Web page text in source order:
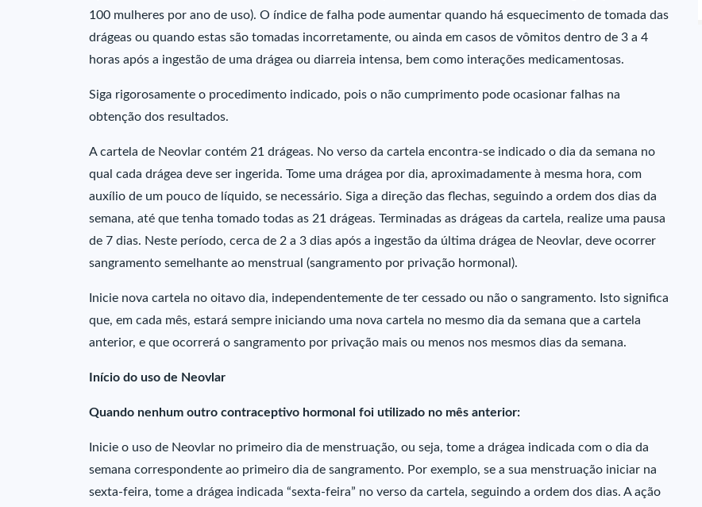
100 mulheres por ano de uso). O índice de falha pode aumentar quando há esquecimento de tomada das
drágeas ou quando estas são tomadas incorretamente, ou ainda em casos de vômitos dentro de 3 a 4
horas após a ingestão de uma drágea ou diarreia intensa, bem como interações medicamentosas.
Siga rigorosamente o procedimento indicado, pois o não cumprimento pode ocasionar falhas na
obtenção dos resultados.
A cartela de Neovlar contém 21 drágeas. No verso da cartela encontra-se indicado o dia da semana no
qual cada drágea deve ser ingerida. Tome uma drágea por dia, aproximadamente à mesma hora, com
auxílio de um pouco de líquido, se necessário. Siga a direção das flechas, seguindo a ordem dos dias da
semana, até que tenha tomado todas as 21 drágeas. Terminadas as drágeas da cartela, realize uma pausa
de 7 dias. Neste período, cerca de 2 a 3 dias após a ingestão da última drágea de Neovlar, deve ocorrer
sangramento semelhante ao menstrual (sangramento por privação hormonal).
Inicie nova cartela no oitavo dia, independentemente de ter cessado ou não o sangramento. Isto significa
que, em cada mês, estará sempre iniciando uma nova cartela no mesmo dia da semana que a cartela
anterior, e que ocorrerá o sangramento por privação mais ou menos nos mesmos dias da semana.
Início do uso de Neovlar
Quando nenhum outro contraceptivo hormonal foi utilizado no mês anterior:
Inicie o uso de Neovlar no primeiro dia de menstruação, ou seja, tome a drágea indicada com o dia da
semana correspondente ao primeiro dia de sangramento. Por exemplo, se a sua menstruação iniciar na
sexta-feira, tome a drágea indicada “sexta-feira” no verso da cartela, seguindo a ordem dos dias. A ação